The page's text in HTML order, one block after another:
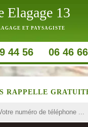
Elagage 13
ET PAYSAGISTE
44 56 06 46
RAPPELLE